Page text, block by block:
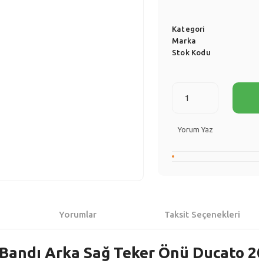
Kategori
Marka
Stok Kodu
Yorum Yaz
Yorumlar Taksit Seçenekleri
Arka Sağ Teker Önü Ducato